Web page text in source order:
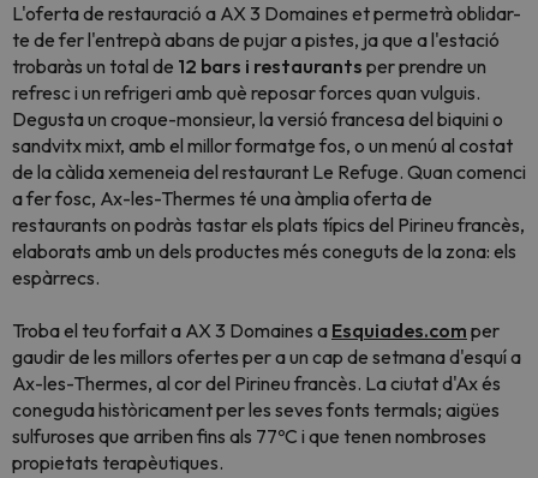
L'oferta de restauració a AX 3 Domaines et permetrà oblidar-
te de fer l'entrepà abans de pujar a pistes, ja que a l'estació
trobaràs un total de 12 bars i restaurants per prendre un
refresc i un refrigeri amb què reposar forces quan vulguis.
Degusta un croque-monsieur, la versió francesa del biquini o
sandvitx mixt, amb el millor formatge fos, o un menú al costat
de la càlida xemeneia del restaurant Le Refuge. Quan comenci
a fer fosc, Ax-les-Thermes té una àmplia oferta de
restaurants on podràs tastar els plats típics del Pirineu francès,
elaborats amb un dels productes més coneguts de la zona: els
espàrrecs.
Troba el teu forfait a AX 3 Domaines a Esquiades.com per
gaudir de les millors ofertes per a un cap de setmana d'esquí a
Ax-les-Thermes, al cor del Pirineu francès. La ciutat d'Ax és
coneguda històricament per les seves fonts termals; aigües
sulfuroses que arriben fins als 77ºC i que tenen nombroses
propietats terapèutiques.